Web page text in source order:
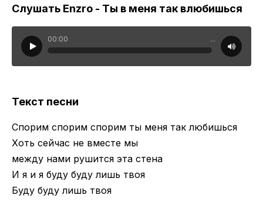
Слушать Enzro - Ты в меня так влюбишься
00:00 ...
Текст песни
Спорим спорим спорим ты меня так любишься
Хоть сейчас не вместе мы
между нами рушится эта стена
И я и я буду буду лишь твоя
Буду буду лишь твоя